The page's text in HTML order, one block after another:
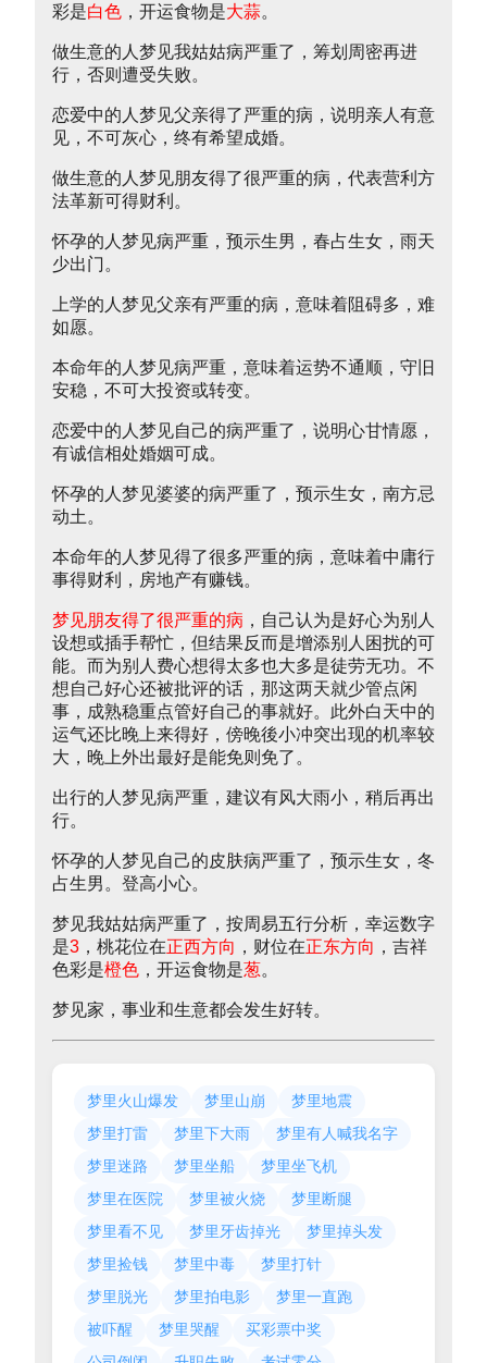
彩是白色 ，开运食物是大蒜。
做生意的人梦见我姑姑病严重了，筹划周密再进
行，否则遭受失败。
恋爱中的人梦见父亲得了严重的病，说明亲人有意
见，不可灰心，终有希望成婚。
做生意的人梦见朋友得了很严重的病，代表营利方
法革新可得财利。
怀孕的人梦见病严重，预示生男，春占生女，雨天
少出门。
上学的人梦见父亲有严重的病，意味着阻碍多，难
如愿。
本命年的人梦见病严重，意味着运势不通顺，守旧
安稳，不可大投资或转变。
恋爱中的人梦见自己的病严重了，说明心甘情愿，
有诚信相处婚姻可成。
怀孕的人梦见婆婆的病严重了，预示生女，南方忌
动土。
本命年的人梦见得了很多严重的病，意味着中庸行
事得财利，房地产有赚钱。
梦见朋友得了很严重的病 ，自己认为是好心为别人
设想或插手帮忙，但结果反而是增添别人困扰的可
能。而为别人费心想得太多也大多是徒劳无功。不
想自己好心还被批评的话，那这两天就少管点闲
事，成熟稳重点管好自己的事就好。此外白天中的
运气还比晚上来得好，傍晚後小冲突出现的机率较
大，晚上外出最好是能免则免了。
出行的人梦见病严重，建议有风大雨小，稍后再出
行。
怀孕的人梦见自己的皮肤病严重了，预示生女，冬
占生男。登高小心。
梦见我姑姑病严重了，按周易五行分析，幸运数字
是3 ，桃花位在正西方向 ，财位在正东方向 ，吉祥
色彩是橙色 ，开运食物是葱。
梦见家，事业和生意都会发生好转。
梦里火山爆发 梦里山崩
梦里地震
梦里打雷
梦里下大雨
梦里有人喊我名字
梦里迷路
梦里坐船
梦里坐飞机
梦里在医院
梦里被火烧
梦里断腿
梦里看不见
梦里牙齿掉光
梦里掉头发
梦里捡钱
梦里中毒
梦里打针
梦里脱光
梦里拍电影
梦里一直跑
被吓醒
梦里哭醒
买彩票中奖